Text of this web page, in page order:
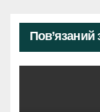
Пов’язаний